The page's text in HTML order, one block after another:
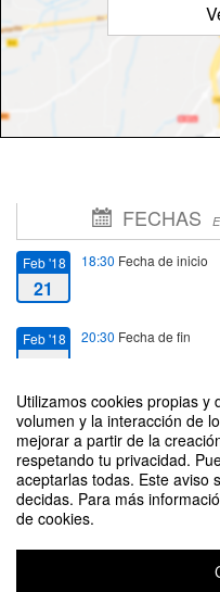
Utilizamos cookies propias
volumen y la interacción de
mejorar a partir de la
respetando tu privacidad.
aceptarlas todas. Este aviso
decidas. Para más
de cookies.
FECHAS
Feb '18
21
18:30 Fecha de inicio
Feb '18 20:30 Fecha de fin
Día de los Estudios de los
Ingeniería Técnica Industrial en la